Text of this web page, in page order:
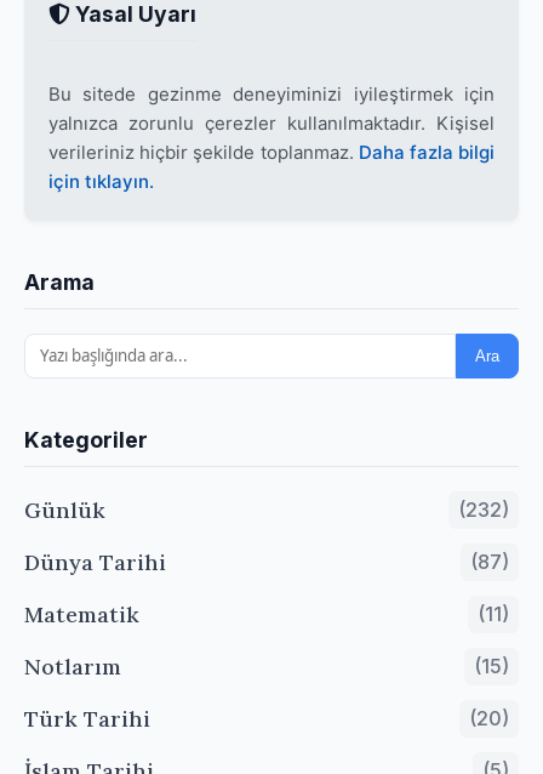
Yasal Uyarı
Bu sitede gezinme deneyiminizi iyileştirmek için
yalnızca zorunlu çerezler kullanılmaktadır. Kişisel
verileriniz hiçbir şekilde toplanmaz. Daha fazla bilgi
için tıklayın.
Arama
Ara
Kategoriler
Günlük (232)
Dünya Tarihi (87)
Matematik (11)
Notlarım (15)
Türk Tarihi (20)